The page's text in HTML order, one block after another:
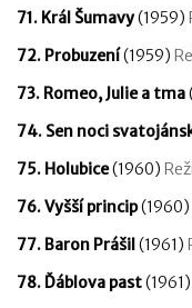
71. Král Šumavy(1959)
72. Probuzení(1959)
73. Romeo, Julie a tma
74. Sen noci
75. Holubice(1960)
76. Vyšší princip(1960)
77. Baron Prášil (1961)
78. Ďáblova past(1961)